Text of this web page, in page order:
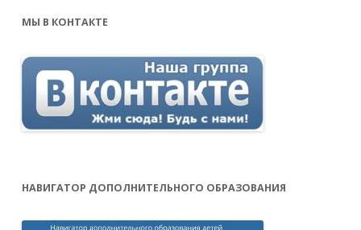
МЫ В КОНТАКТЕ
НАВИГАТОР ДОПОЛНИТЕЛЬНОГО ОБРАЗОВАНИЯ